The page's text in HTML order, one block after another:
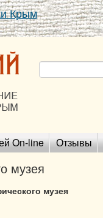
Крым
On-line Отзывы
музея
музея